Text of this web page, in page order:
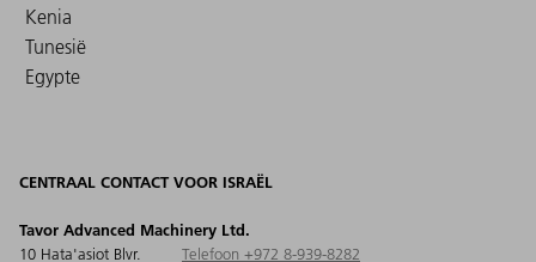
Kenia
Tunesië
Egypte
CENTRAAL CONTACT VOOR ISRAËL
Tavor Advanced Machinery Ltd.
10 Hata'asiot Blvr.
Telefoon +972 8-939-8282